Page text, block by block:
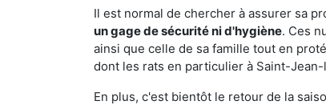
Il est normal de chercher à assurer sa
un gage de sécurité ni d'hygiène. Ces
ainsi que celle de sa famille tout en
dont les rats en particulier à Saint-
En plus, c'est bientôt le retour de la